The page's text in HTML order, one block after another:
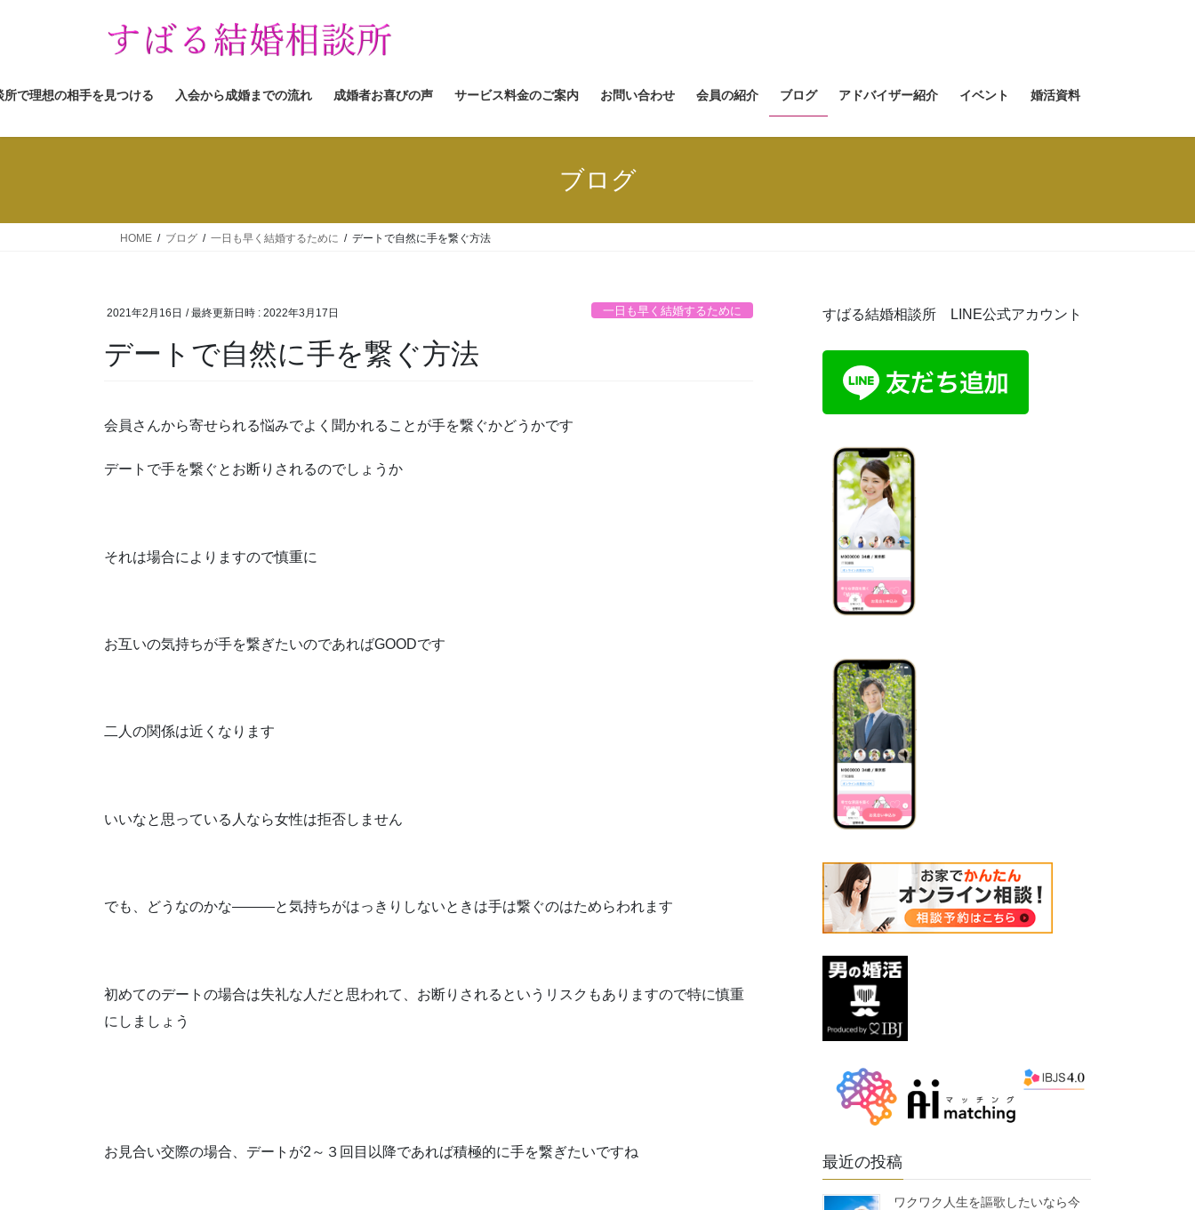
ツ
ス
シ
ン
で理想の相手を見つける 入会から成婚までの流れ 成婚者お喜びの声 サービス料金のご案内 お問い合わせ 会員の紹介 ブログ アドバイザー紹介 イベント 婚活資料
ブログ
HOME ブログ 一日も早く結婚するために デートで自然に手を繋ぐ方法
2021年2月16日 / 最終更新日時 : 2022年3月17日 一日も早く結婚するために
デートで自然に手を繋ぐ方法
会員さんから寄せられる悩みでよく聞かれることが手を繋ぐかどうかです
デートで手を繋ぐとお断りされるのでしょうか
それは場合によりますので慎重に
お互いの気持ちが手を繋ぎたいのであればGOODです
二人の関係は近くなります
いいなと思っている人なら女性は拒否しません
でも、どうなのかな―――と気持ちがはっきりしないときは手は繋ぐのはためらわれます
初めてのデートの場合は失礼な人だと思われて、お断りされるというリスクもありますので特に慎重
にしましょう
お見合い交際の場合、デートが2～３回目以降であれば積極的に手を繋ぎたいですね
すばる結婚相談所 LINE公式アカウント
最近の投稿
ワクワク人生を謳歌したいなら今